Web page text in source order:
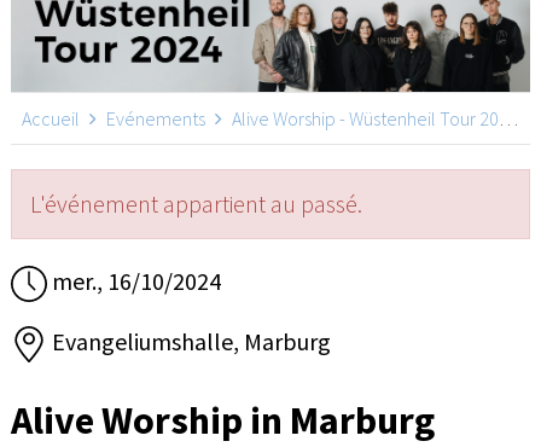
Accueil Evénements Alive Worship - Wüstenheil Tour 2024
L'événement appartient au passé.
mer., 16/10/2024
Evangeliumshalle, Marburg
Alive Worship in Marburg